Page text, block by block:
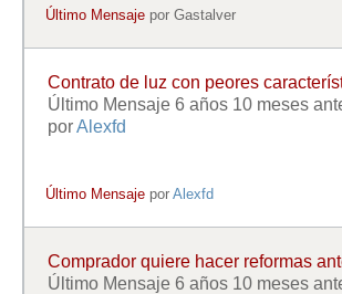
Último Mensaje porGastalver
Contrato de luz con peores
Último Mensaje 6 años 10 meses
porAlexfd
Último Mensaje porAlexfd
Comprador quiere hacer reformas
Último Mensaje 6 años 10 meses